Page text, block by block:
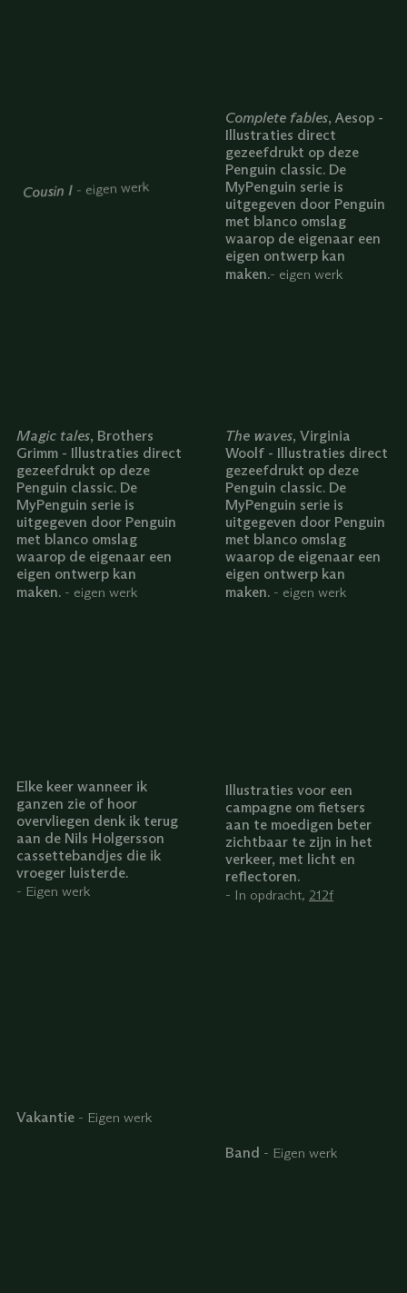
Cousin I - eigen werk
Complete fables, Aesop -
Illustraties direct
gezeefdrukt op deze
Penguin classic. De
MyPenguin serie is
uitgegeven door Penguin
met blanco omslag
waarop de eigenaar een
eigen ontwerp kan
maken.- eigen werk
Magic tales, Brothers
Grimm - Illustraties direct
gezeefdrukt op deze
Penguin classic. De
MyPenguin serie is
uitgegeven door Penguin
met blanco omslag
waarop de eigenaar een
eigen ontwerp kan
maken. - eigen werk
The waves, Virginia
Woolf - Illustraties direct
gezeefdrukt op deze
Penguin classic. De
MyPenguin serie is
uitgegeven door Penguin
met blanco omslag
waarop de eigenaar een
eigen ontwerp kan
maken. - eigen werk
Elke keer wanneer ik
ganzen zie of hoor
overvliegen denk ik terug
aan de Nils Holgersson
cassettebandjes die ik
vroeger luisterde.
- Eigen werk
Illustraties voor een
campagne om fietsers
aan te moedigen beter
zichtbaar te zijn in het
verkeer, met licht en
reflectoren.
- In opdracht, 212f
Vakantie - Eigen werk
Band - Eigen werk